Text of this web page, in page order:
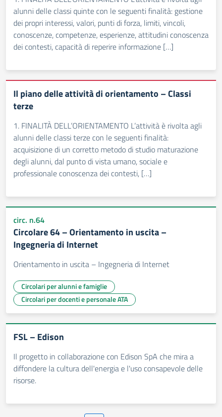
alunni delle classi quinte con le seguenti finalità: gestione
dei propri interessi, valori, punti di forza, limiti, vincoli,
conoscenze, competenze, esperienze, attitudini conoscenza
dei contesti, capacità di reperire informazione […]
Il piano delle attività di orientamento – Classi
terze
1. FINALITÀ DELL’ORIENTAMENTO L’attività è rivolta agli
alunni delle classi terze con le seguenti finalità:
acquisizione di un corretto metodo di studio maturazione
degli alunni, dal punto di vista umano, sociale e
professionale conoscenza dei contesti, […]
circ. n.64
Circolare 64 – Orientamento in uscita –
Ingegneria di Internet
Orientamento in uscita – Ingegneria di Internet
Circolari per alunni e famiglie
Circolari per docenti e personale ATA
FSL – Edison
Il progetto in collaborazione con Edison SpA che mira a
diffondere la cultura dell'energia e l'uso consapevole delle
risorse.